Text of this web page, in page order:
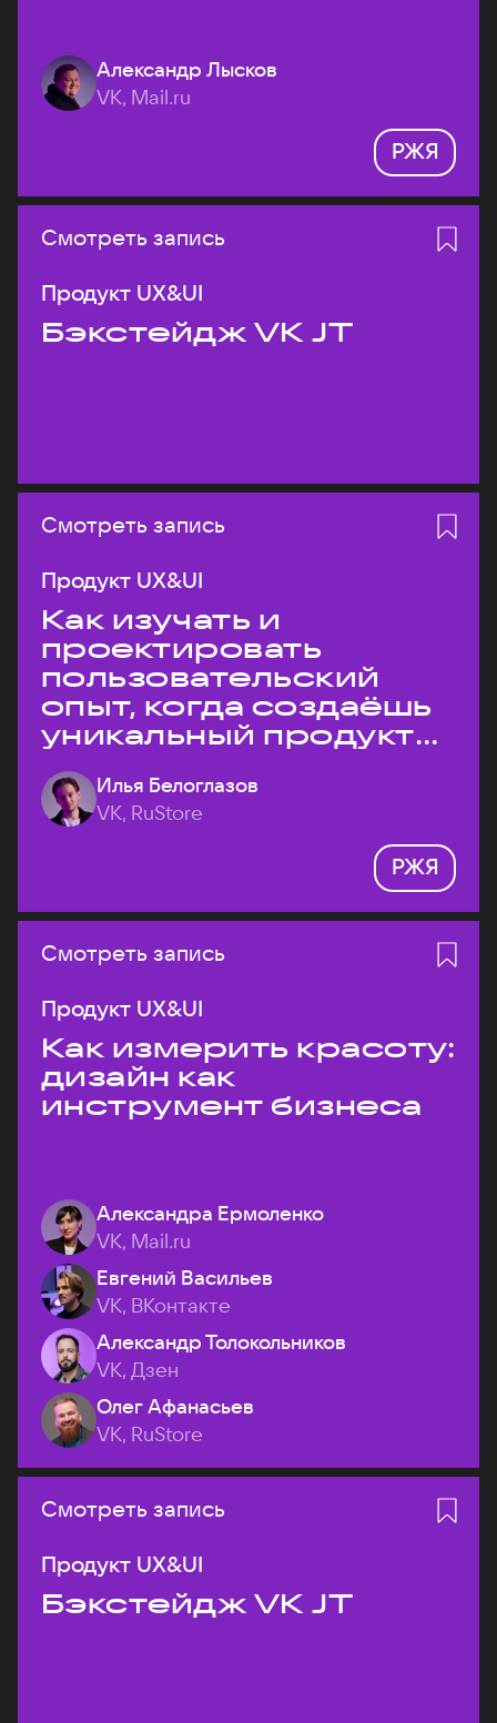
Александр Лысков
VK, Mail.ru
РЖЯ
Смотреть запись
Продукт UX&UI
Бэкстейдж VK JT
Смотреть запись
Продукт UX&UI
Как изучать и
проектировать
пользовательский
опыт, когда создаёшь
уникальный продукт
на рынке?
Илья Белоглазов
VK, RuStore
РЖЯ
Смотреть запись
Продукт UX&UI
Как измерить красоту:
дизайн как
инструмент бизнеса
Александра Ермоленко
VK, Mail.ru
Евгений Васильев
VK, ВКонтакте
Александр Толокольников
VK, Дзен
Олег Афанасьев
VK, RuStore
Смотреть запись
Продукт UX&UI
Бэкстейдж VK JT